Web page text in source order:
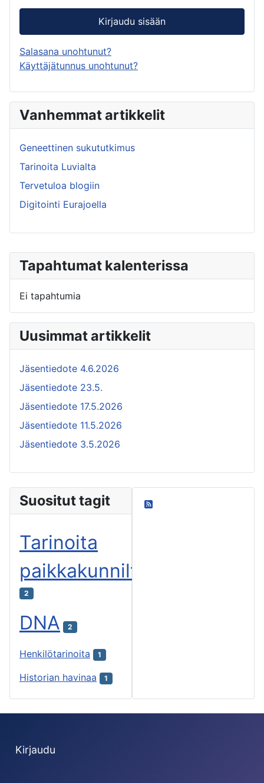
Tapahtumat kalenterissa
Ei tapahtumia
Uusimmat artikkelit
Jäsentiedote 4.6.2026
Jäsentiedote 23.5.
Jäsentiedote 17.5.2026
Jäsentiedote 11.5.2026
Jäsentiedote 3.5.2026
Kirjaudu sisään
Salasana unohtunut?
Käyttäjätunnus unohtunut?
Vanhemmat artikkelit
Geneettinen sukututkimus
Tarinoita Luvialta
Tervetuloa blogiin
Digitointi Eurajoella
Suositut tagit
Tarinoita
paikkakunnilta
2
DNA 2
Henkilötarinoita 1
Historian havinaa 1
Kirjaudu